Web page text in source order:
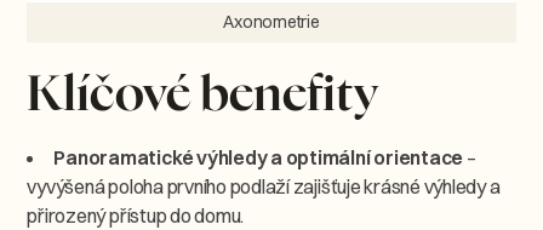
Axonometrie
Klíčové benefity
Panoramatické výhledy a optimální orientace –
vyvýšená poloha prvního podlaží zajišťuje krásné výhledy a
přirozený přístup do domu.